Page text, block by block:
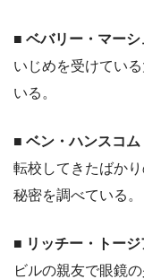
■ ベバリー・マーシ
いじめを受けてい
いる。
■ ベン・ハンスコム
転校してきたばか
秘密を調べている。
■ リッチー・トージ
ビルの親友で眼鏡